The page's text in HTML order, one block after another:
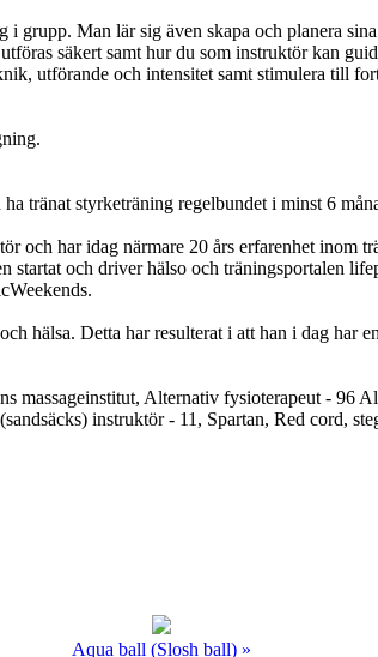
Man lär sig även skapa och planera
säkert samt hur du som instruktör kan
utförande och intensitet samt stimulera till
ha tränat styrketräning regelbundet i minst 6
har idag närmare 20 års erfarenhet inom
och driver hälso och träningsportalen
hälsa. Detta har resulterat i att han i dag har
massageinstitut, Alternativ fysioterapeut -
instruktör - 11, Spartan, Red cord,
Aqua ball (Slosh ball) »